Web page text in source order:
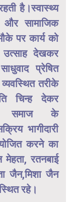
है।स्वास्थ्य
और सामाजिक
पर कार्य को
देखकर
प्रेषित
तरीके
चिन्ह देकर
समाज के
भागीदारी
करने का
रतनबाई
जैन,मिशा जैन
रहे।